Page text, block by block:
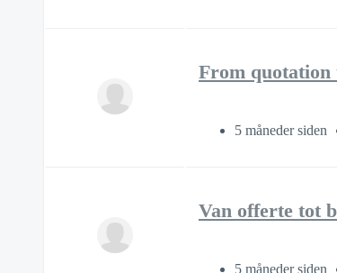
From quotation
5 måneder siden
Van offerte tot
5 måneder siden